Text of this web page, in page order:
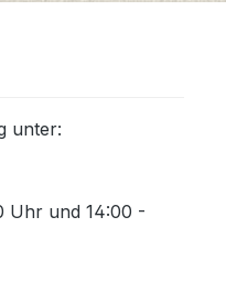
unter:
Uhr und 14:00 -